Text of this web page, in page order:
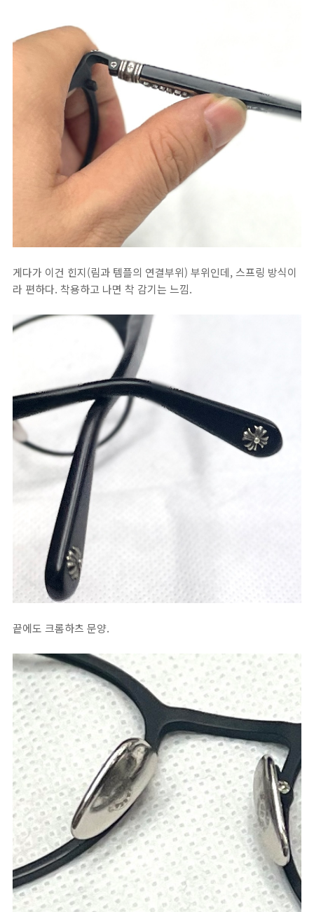
게다가 이건 힌지(림과 템플의 연결부위) 부위인데, 스프링 방식이
라 편하다. 착용하고 나면 착 감기는 느낌.
끝에도 크롬하츠 문양.